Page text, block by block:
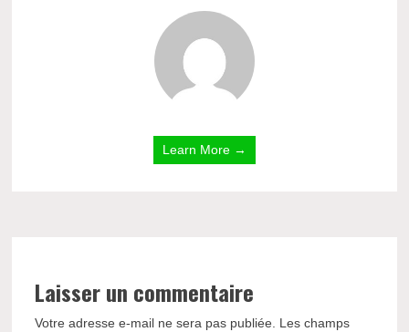
Learn More →
Laisser un commentaire
Votre adresse e-mail ne sera pas publiée. Les champs